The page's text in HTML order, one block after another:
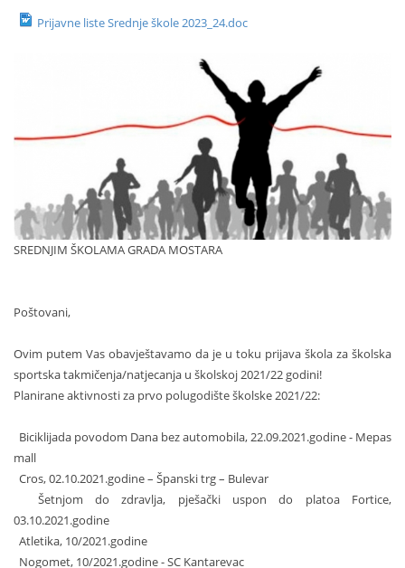
Prijavne liste Srednje škole 2023_24.doc
SREDNJIM ŠKOLAMA GRADA MOSTARA
Poštovani,
Ovim putem Vas obavještavamo da je u toku prijava škola za školska
sportska takmičenja/natjecanja u školskoj 2021/22 godini!
Planirane aktivnosti za prvo polugodište školske 2021/22:
Biciklijada povodom Dana bez automobila, 22.09.2021.godine - Mepas
mall
Cros, 02.10.2021.godine – Španski trg – Bulevar
Šetnjom do zdravlja, pješački uspon do platoa Fortice,
03.10.2021.godine
Atletika, 10/2021.godine
Nogomet, 10/2021.godine - SC Kantarevac